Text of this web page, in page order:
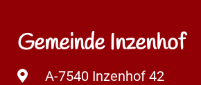
Gemeinde Inzenhof
A-7540 Inzenhof 42